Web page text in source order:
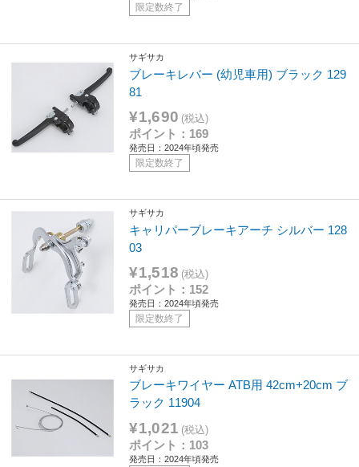
限定数終了
サギサカ
ブレーキレバー (幼児車用) ブラック 129
81
¥1,690 (税込)
ポイント：169
発売日：2024年頃発売
限定数終了
サギサカ
キャリパーブレーキアーチ シルバー 128
03
¥1,518 (税込)
ポイント：152
発売日：2024年頃発売
限定数終了
サギサカ
ブレーキワイヤー ATB用 42cm+20cm ブ
ラック 11904
¥1,021 (税込)
ポイント：103
発売日：2024年頃発売